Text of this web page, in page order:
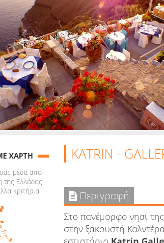
KATRIN -
Περιγραφή
Στο πανέμορφο νησί
στην ξακουστή
ΧΑΡΤΗ
μέσα από
της Ελλάδας
κριτήρια.